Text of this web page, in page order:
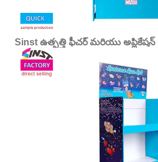
Sinst ఉత్పత్తి ఫీచర్ మరియు అప్లికేషన్